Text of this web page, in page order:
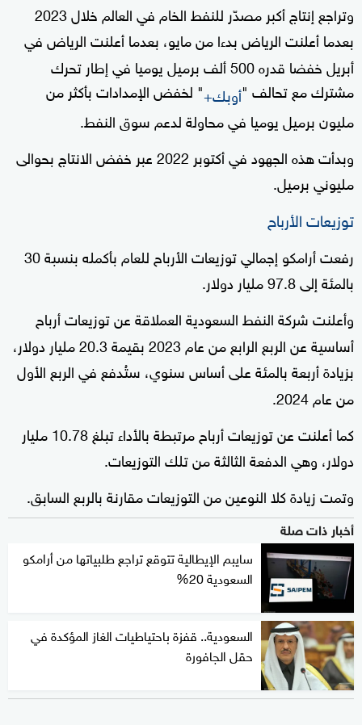
وتراجع إنتاج أكبر مصدّر للنفط الخام في العالم خلال 2023
بعدما أعلنت الرياض بدءا من مايو، بعدما أعلنت الرياض في
أبريل خفضا قدره 500 ألف برميل يوميا في إطار تحرك
مشترك مع تحالف "أوبك+" لخفض الإمدادات بأكثر من
مليون برميل يوميا في محاولة لدعم سوق النفط.
وبدأت هذه الجهود في أكتوبر 2022 عبر خفض الانتاج بحوالى
مليوني برميل.
توزيعات الأرباح
رفعت أرامكو إجمالي توزيعات الأرباح للعام بأكمله بنسبة 30
بالمئة إلى 97.8 مليار دولار.
وأعلنت شركة النفط السعودية العملاقة عن توزيعات أرباح
أساسية عن الربع الرابع من عام 2023 بقيمة 20.3 مليار دولار،
بزيادة أربعة بالمئة على أساس سنوي، ستُدفع في الربع الأول
من عام 2024.
كما أعلنت عن توزيعات أرباح مرتبطة بالأداء تبلغ 10.78 مليار
دولار، وهي الدفعة الثالثة من تلك التوزيعات.
وتمت زيادة كلا النوعين من التوزيعات مقارنة بالربع السابق.
أخبار ذات صلة
سايبم الإيطالية تتوقع تراجع طلبياتها من أرامكو
السعودية 20%
السعودية.. قفزة باحتياطيات الغاز المؤكدة في
حقل الجافورة